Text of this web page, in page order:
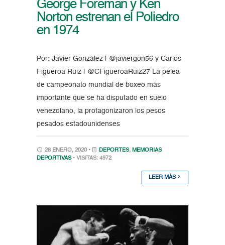
George Foreman y Ken
Norton estrenan el Poliedro
en 1974
Por: Javier González | @javiergon56 y Carlos
Figueroa Ruiz | @CFigueroaRuiz27 La pelea
de campeonato mundial de boxeo más
importante que se ha disputado en suelo
venezolano, la protagonizaron los pesos
pesados estadounidenses
28 ENERO, 2020 • DEPORTES, MEMORIAS
DEPORTIVAS • VISITAS: 4972
LEER MÁS